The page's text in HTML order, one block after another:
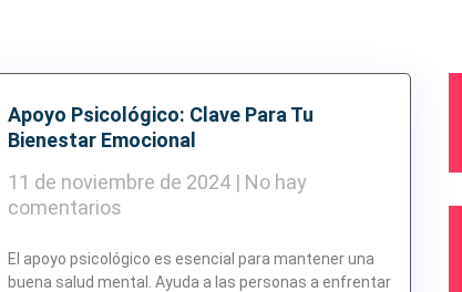
Apoyo Psicológico: Clave Para Tu
Bienestar Emocional
11 de noviembre de 2024
No hay
comentarios
El apoyo psicológico es esencial para mantener una
buena salud mental. Ayuda a las personas a enfrentar